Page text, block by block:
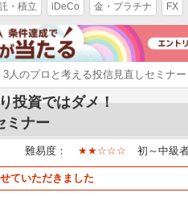
・積立 iDeCo 金・プラチナ FX
人のプロと考える投信見直しセミナー
投資ではダメ！
ミナー
難易度： ★★☆☆☆ 初～中級
ていただきました